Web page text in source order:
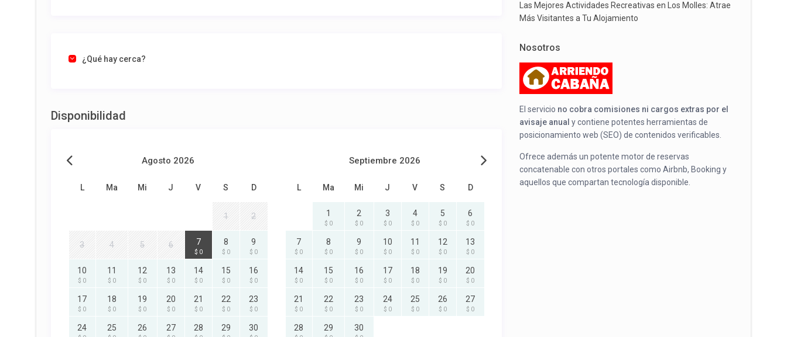
¿Qué hay cerca?
Disponibilidad
Agosto 2026
L Ma Mi J V S D
1 2
3 4 5 6 7
$ 0
8
$ 0
9
$ 0
10
$ 0
11
$ 0
12
$ 0
13
$ 0
14
$ 0
15
$ 0
16
$ 0
17
$ 0
18
$ 0
19
$ 0
20
$ 0
21
$ 0
22
$ 0
23
$ 0
24 25 26 27 28 29 30
Septiembre 2026
L Ma Mi J V S D
1
$ 0
2
$ 0
3
$ 0
4
$ 0
5
$ 0
6
$ 0
7
$ 0
8
$ 0
9
$ 0
10
$ 0
11
$ 0
12
$ 0
13
$ 0
14
$ 0
15
$ 0
16
$ 0
17
$ 0
18
$ 0
19
$ 0
20
$ 0
21
$ 0
22
$ 0
23
$ 0
24
$ 0
25
$ 0
26
$ 0
27
$ 0
28 29 30
Las Mejores Actividades Recreativas en Los Molles: Atrae
Más Visitantes a Tu Alojamiento
Nosotros
El servicio no cobra comisiones ni cargos extras por el
avisaje anual y contiene potentes herramientas de
posicionamiento web (SEO) de contenidos verificables.
Ofrece además un potente motor de reservas
concatenable con otros portales como Airbnb, Booking y
aquellos que compartan tecnología disponible.